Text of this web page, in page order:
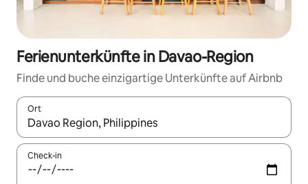
Ferienunterkünfte in Davao-Region
Finde und buche einzigartige Unterkünfte auf Airbnb
Ort
Wenn Ergebnisse verfügbar sind, navigiere mit den
Check-in